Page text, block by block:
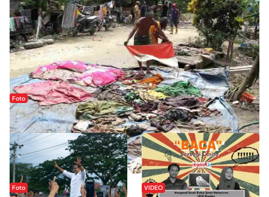
Foto
Sejak Banjir Bandang, Warga Butuhkan Air Bersih
Foto VIDEO